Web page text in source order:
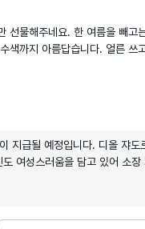
선물해주네요. 한 여름을 빼
색까지 아름답습니다. 얼른 쓰
지급될 예정입니다. 디올 쟈
여성스러움을 담고 있어 소